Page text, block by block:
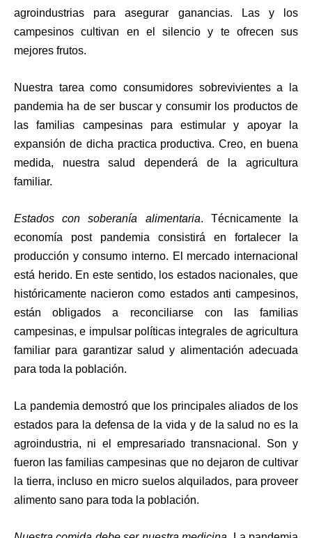
agroindustrias para asegurar ganancias. Las y los
campesinos cultivan en el silencio y te ofrecen sus
mejores frutos.
Nuestra tarea como consumidores sobrevivientes a la
pandemia ha de ser buscar y consumir los productos de
las familias campesinas para estimular y apoyar la
expansión de dicha practica productiva. Creo, en buena
medida, nuestra salud dependerá de la agricultura
familiar.
Estados con soberanía alimentaria. Técnicamente la
economía post pandemia consistirá en fortalecer la
producción y consumo interno. El mercado internacional
está herido. En este sentido, los estados nacionales, que
históricamente nacieron como estados anti campesinos,
están obligados a reconciliarse con las familias
campesinas, e impulsar políticas integrales de agricultura
familiar para garantizar salud y alimentación adecuada
para toda la población.
La pandemia demostró que los principales aliados de los
estados para la defensa de la vida y de la salud no es la
agroindustria, ni el empresariado transnacional. Son y
fueron las familias campesinas que no dejaron de cultivar
la tierra, incluso en micro suelos alquilados, para proveer
alimento sano para toda la población.